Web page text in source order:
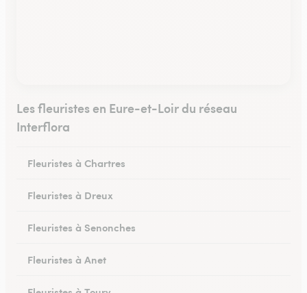
Les fleuristes en Eure-et-Loir du réseau
Interflora
Fleuristes à Chartres
Fleuristes à Dreux
Fleuristes à Senonches
Fleuristes à Anet